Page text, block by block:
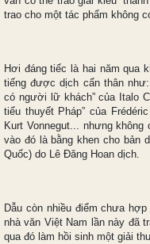
trao cho một tác phẩm không
Hơi đáng tiếc là hai năm qua
tiếng được dịch cẩn thân
có người lữ khách” của Italo
tiểu thuyết Pháp” của
Kurt Vonnegut... nhưng
vào đó là bằng khen cho bản
Quốc) do Lê Đăng Hoan dịch.
Dẫu còn nhiều điểm chưa
nhà văn Việt Nam lần này đã
qua đó làm hồi sinh một giải